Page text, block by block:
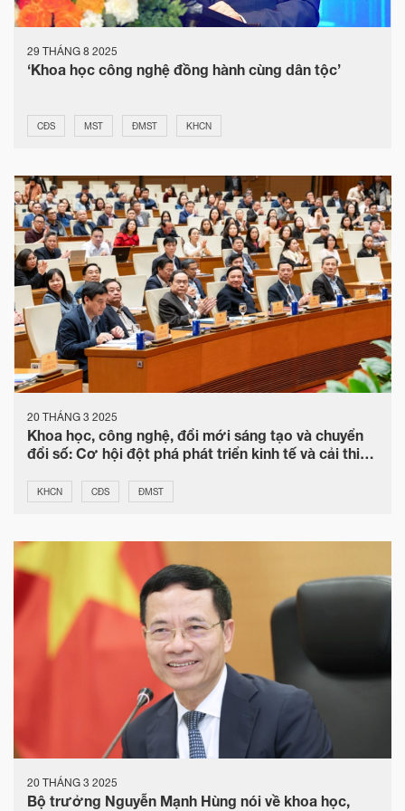
29 THÁNG 8 2025
‘Khoa học công nghệ đồng hành cùng dân tộc’
CĐS MST ĐMST KHCN
20 THÁNG 3 2025
Khoa học, công nghệ, đổi mới sáng tạo và chuyển
đổi số: Cơ hội đột phá phát triển kinh tế và cải thiện
KHCN CĐS ĐMST
20 THÁNG 3 2025
Bộ trưởng Nguyễn Mạnh Hùng nói về khoa học,